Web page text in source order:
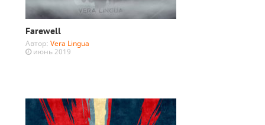
Farewell
Автор:Vera Lingua
июнь 2019